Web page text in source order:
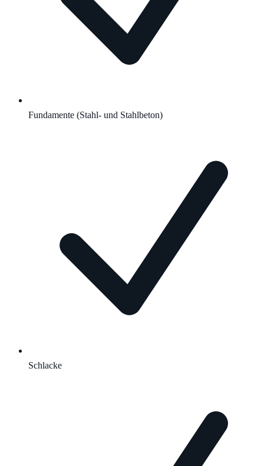
Fundamente (Stahl- und Stahlbeton)
Schlacke